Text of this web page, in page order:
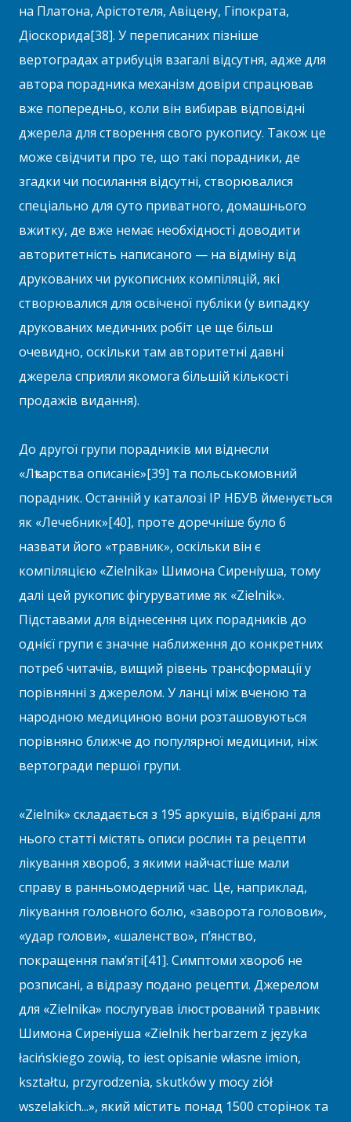
на Платона, Арістотеля, Авіцену, Гіпократа,
Діоскорида[38]. У переписаних пізніше
вертоградах атрибуція взагалі відсутня, адже для
автора порадника механізм довіри спрацював
вже попередньо, коли він вибирав відповідні
джерела для створення свого рукопису. Також це
може свідчити про те, що такі порадники, де
згадки чи посилання відсутні, створювалися
спеціально для суто приватного, домашнього
вжитку, де вже немає необхідності доводити
авторитетність написаного — на відміну від
друкованих чи рукописних компіляцій, які
створювалися для освіченої публіки (у випадку
друкованих медичних робіт це ще більш
очевидно, оскільки там авторитетні давні
джерела сприяли якомога більшій кількості
продажів видання).
До другої групи порадників ми віднесли
«Лѣкарства описаніє»[39] та польськомовний
порадник. Останній у каталозі ІР НБУВ йменується
як «Лечебник»[40], проте доречніше було б
назвати його «травник», оскільки він є
компіляцією «Zielnika» Шимона Сиреніуша, тому
далі цей рукопис фігуруватиме як «Zielnik».
Підставами для віднесення цих порадників до
однієї групи є значне наближення до конкретних
потреб читачів, вищий рівень трансформації у
порівнянні з джерелом. У ланці між вченою та
народною медициною вони розташовуються
порівняно ближче до популярної медицини, ніж
вертогради першої групи.
«Zielnik» складається з 195 аркушів, відібрані для
нього статті містять описи рослин та рецепти
лікування хвороб, з якими найчастіше мали
справу в ранньомодерний час. Це, наприклад,
лікування головного болю, «заворота головови»,
«удар голови», «шаленство», п’янство,
покращення пам’яті[41]. Симптоми хвороб не
розписані, а відразу подано рецепти. Джерелом
для «Zielnikа» послугував ілюстрований травник
Шимона Сиреніуша «Zielnik herbarzem z języka
łacińskiego zowią, to iest opisanie własne imion,
kształtu, przyrodzenia, skutków y mocy ziół
wszelakich...», який містить понад 1500 сторінок та